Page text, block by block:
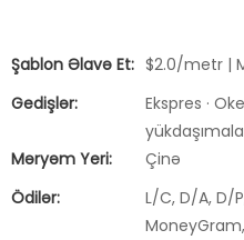
Şablon Əlavə Et: $2.0/metr |
Gedişlər:
Ekspres ·
Məryəm Yeri:
Çinə
Ödilər:
L/C, D/A, D/